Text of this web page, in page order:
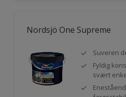
Nordsjö One Supreme
Suveren
Fyldig
svært